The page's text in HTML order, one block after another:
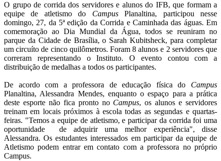
O grupo de corrida dos servidores e alunos do IFB, que formam a
equipe de atletismo do CampusPlanaltina, participou nesse
domingo, 27, da 5ª edição da Corrida e Caminhada das águas. Em
comemoração ao Dia Mundial da Água, todos se reuniram no
parque da Cidade de Brasília, o Sarah Kubitsheck, para completar
um circuíto de cinco quilômetros. Foram 8 alunos e 2 servidores que
correram representando o Instituto. O evento contou com a
distribuição de medalhas a todos os participantes.
De acordo com a professora de educação física do Campus
Planaltina, Alessandra Mendes, enquanto o espaço para a prática
deste esporte não fica pronto no Campus, os alunos e servidores
treinam em locais próximos à escola todas as segundas e quartas-
feiras. "Temos a equipe de atletismo, e participar da corrida foi uma
oportunidade de adquirir uma melhor experiência", disse
Alessandra. Os estudantes interessados em participar da equipe de
Atletismo podem entrar em contato com a professora no próprio
Campus.